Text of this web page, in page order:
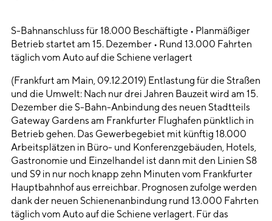
S-Bahnanschluss für 18.000 Beschäftigte • Planmäßiger
Betrieb startet am 15. Dezember • Rund 13.000 Fahrten
täglich vom Auto auf die Schiene verlagert
(Frankfurt am Main, 09.12.2019) Entlastung für die Straßen
und die Umwelt: Nach nur drei Jahren Bauzeit wird am 15.
Dezember die S-Bahn-Anbindung des neuen Stadtteils
Gateway Gardens am Frankfurter Flughafen pünktlich in
Betrieb gehen. Das Gewerbegebiet mit künftig 18.000
Arbeitsplätzen in Büro- und Konferenzgebäuden, Hotels,
Gastronomie und Einzelhandel ist dann mit den Linien S8
und S9 in nur noch knapp zehn Minuten vom Frankfurter
Hauptbahnhof aus erreichbar. Prognosen zufolge werden
dank der neuen Schienenanbindung rund 13.000 Fahrten
täglich vom Auto auf die Schiene verlagert. Für das